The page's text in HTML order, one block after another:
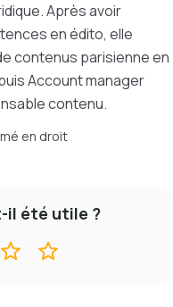
Après avoir
en édito, elle
contenus parisienne en
Account manager
contenu.
en droit
il été utile ?